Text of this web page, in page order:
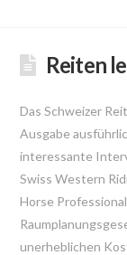
SHP
Reiten
Das Schweizer
Ausgabe
interessante
Swiss Western
Horse
unerheblichen